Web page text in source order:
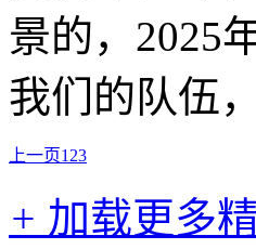
景的，2025
我们的队伍
上一页1 23
+ 加载更多